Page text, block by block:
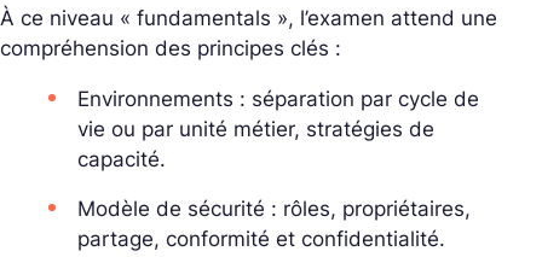
À ce niveau « fundamentals », l’examen attend une
compréhension des principes clés :
Environnements : séparation par cycle de
vie ou par unité métier, stratégies de
capacité.
Modèle de sécurité : rôles, propriétaires,
partage, conformité et confidentialité.